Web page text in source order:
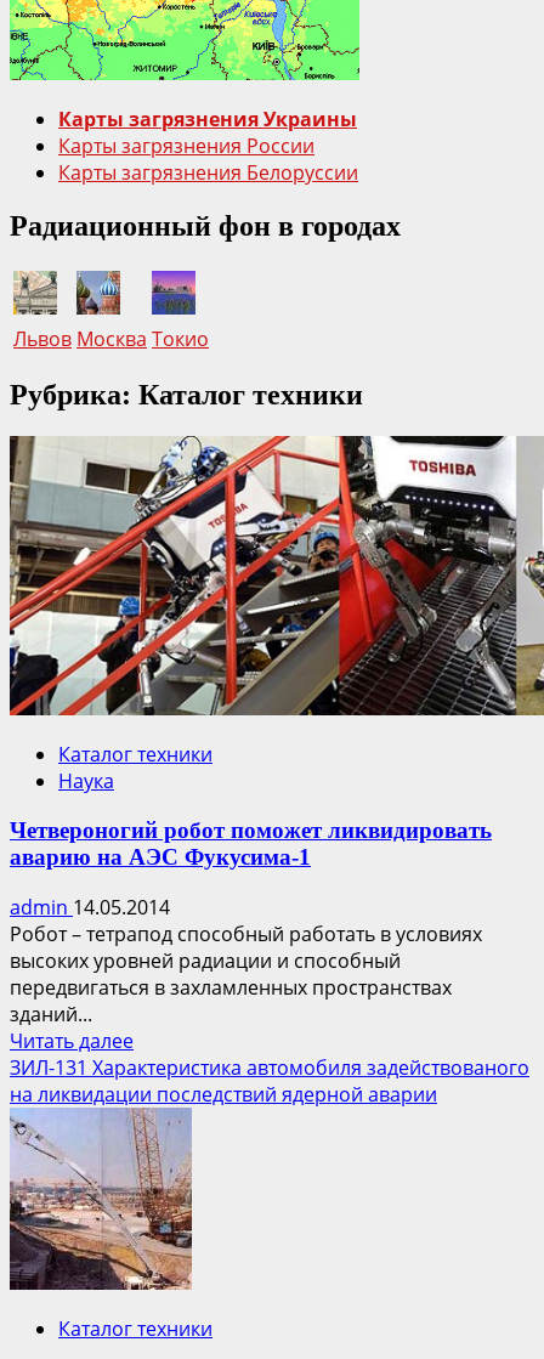
Карты загрязнения Украины
Карты загрязнения России
Карты загрязнения Белоруссии
Радиационный фон в городах
Львов Москва Токио
Рубрика: Каталог техники
Каталог техники
Наука
Четвероногий робот поможет ликвидировать
аварию на АЭС Фукусима-1
admin 14.05.2014
Робот – тетрапод способный работать в условиях
высоких уровней радиации и способный
передвигаться в захламленных пространствах
зданий...
Читать далееПрочитать
больше
о
Четвероногий
робот
поможет
ликвидировать
аварию
на
АЭС
ЗИЛ-131 Характеристика автомобиля задействованого
на ликвидации последствий ядерной аварии
Каталог техники